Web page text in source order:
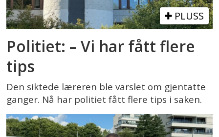
PLUSS
Politiet: – Vi har fått flere
tips
Den siktede læreren ble varslet om gjentatte
ganger. Nå har politiet fått flere tips i saken.